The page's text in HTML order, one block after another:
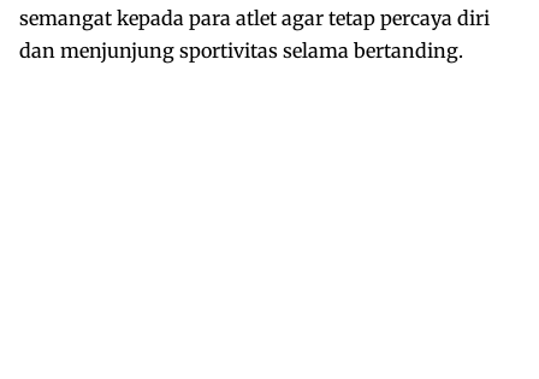
semangat kepada para atlet agar tetap percaya diri
dan menjunjung sportivitas selama bertanding.